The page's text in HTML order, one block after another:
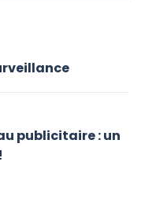
publicitaire : un